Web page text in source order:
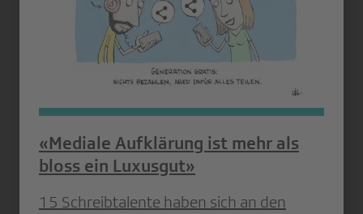
«Mediale Aufklärung ist mehr als
bloss ein Luxusgut»
15 Schreibtalente haben sich an den